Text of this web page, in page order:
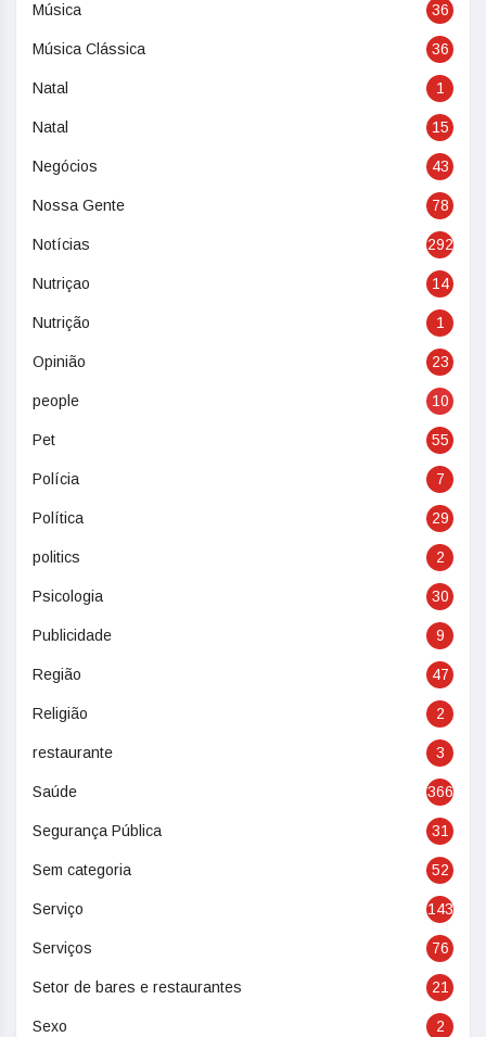
Música 36
Música Clássica 36
Natal 1
Natal 15
Negócios 43
Nossa Gente 78
Notícias 292
Nutriçao 14
Nutrição 1
Opinião 23
people 10
Pet 55
Polícia 7
Política 29
politics 2
Psicologia 30
Publicidade 9
Região 47
Religião 2
restaurante 3
Saúde 366
Segurança Pública 31
Sem categoria 52
Serviço 143
Serviços 76
Setor de bares e restaurantes 21
Sexo 2